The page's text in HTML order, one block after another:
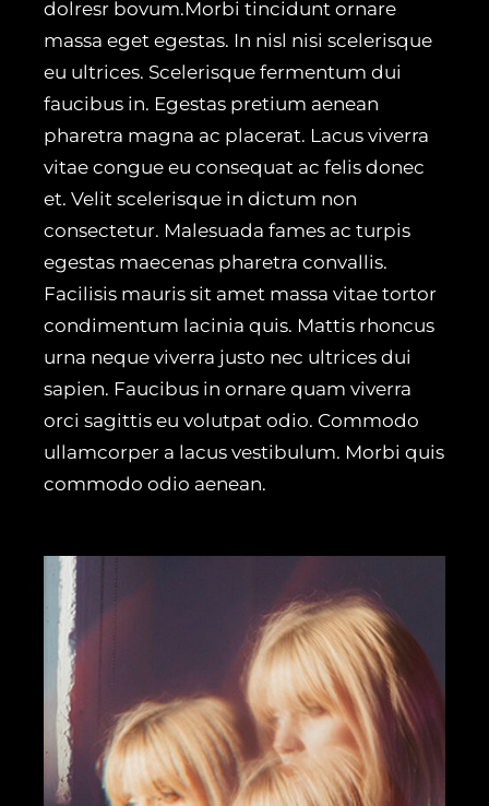
dolresr bovum.Morbi tincidunt ornare
massa eget egestas. In nisl nisi scelerisque
eu ultrices. Scelerisque fermentum dui
faucibus in. Egestas pretium aenean
pharetra magna ac placerat. Lacus viverra
vitae congue eu consequat ac felis donec
et. Velit scelerisque in dictum non
consectetur. Malesuada fames ac turpis
egestas maecenas pharetra convallis.
Facilisis mauris sit amet massa vitae tortor
condimentum lacinia quis. Mattis rhoncus
urna neque viverra justo nec ultrices dui
sapien. Faucibus in ornare quam viverra
orci sagittis eu volutpat odio. Commodo
ullamcorper a lacus vestibulum. Morbi quis
commodo odio aenean.